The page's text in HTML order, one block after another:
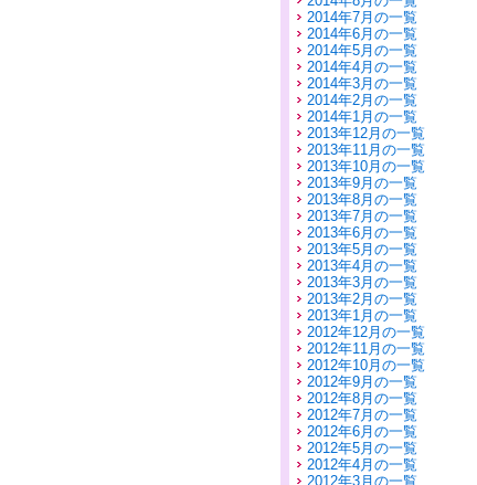
2014年7月の一覧
2014年6月の一覧
2014年5月の一覧
2014年4月の一覧
2014年3月の一覧
2014年2月の一覧
2014年1月の一覧
2013年12月の一覧
2013年11月の一覧
2013年10月の一覧
2013年9月の一覧
2013年8月の一覧
2013年7月の一覧
2013年6月の一覧
2013年5月の一覧
2013年4月の一覧
2013年3月の一覧
2013年2月の一覧
2013年1月の一覧
2012年12月の一覧
2012年11月の一覧
2012年10月の一覧
2012年9月の一覧
2012年8月の一覧
2012年7月の一覧
2012年6月の一覧
2012年5月の一覧
2012年4月の一覧
2012年3月の一覧